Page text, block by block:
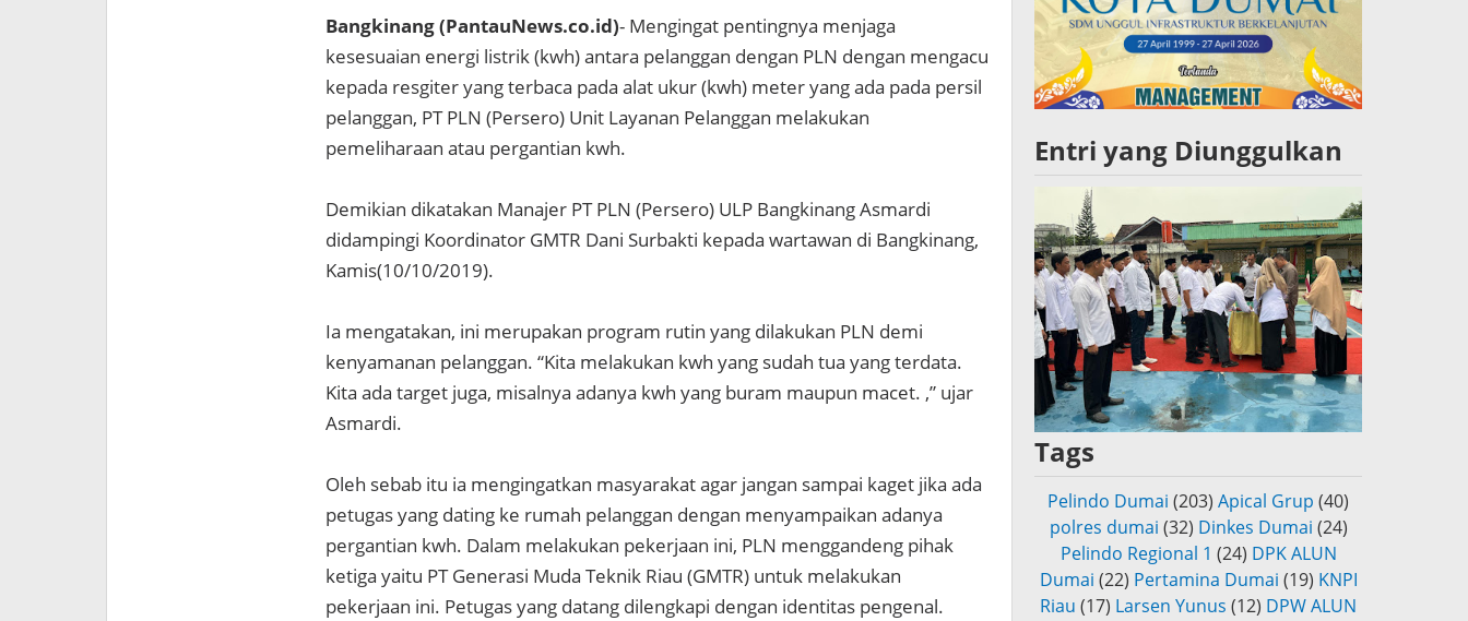
Bangkinang (PantauNews.co.id)- Mengingat pentingnya menjaga
kesesuaian energi listrik (kwh) antara pelanggan dengan PLN dengan mengacu
kepada resgiter yang terbaca pada alat ukur (kwh) meter yang ada pada persil
pelanggan, PT PLN (Persero) Unit Layanan Pelanggan melakukan
pemeliharaan atau pergantian kwh.
Demikian dikatakan Manajer PT PLN (Persero) ULP Bangkinang Asmardi
didampingi Koordinator GMTR Dani Surbakti kepada wartawan di Bangkinang,
Kamis(10/10/2019).
Ia mengatakan, ini merupakan program rutin yang dilakukan PLN demi
kenyamanan pelanggan. “Kita melakukan kwh yang sudah tua yang terdata.
Kita ada target juga, misalnya adanya kwh yang buram maupun macet. ,” ujar
Asmardi.
Oleh sebab itu ia mengingatkan masyarakat agar jangan sampai kaget jika ada
petugas yang dating ke rumah pelanggan dengan menyampaikan adanya
pergantian kwh. Dalam melakukan pekerjaan ini, PLN menggandeng pihak
ketiga yaitu PT Generasi Muda Teknik Riau (GMTR) untuk melakukan
pekerjaan ini. Petugas yang datang dilengkapi dengan identitas pengenal.
Entri yang Diunggulkan
Tags
Pelindo Dumai (203) Apical Grup (40)
polres dumai (32) Dinkes Dumai (24)
Pelindo Regional 1 (24) DPK ALUN
Dumai (22) Pertamina Dumai (19) KNPI
Riau (17) Larsen Yunus (12) DPW ALUN